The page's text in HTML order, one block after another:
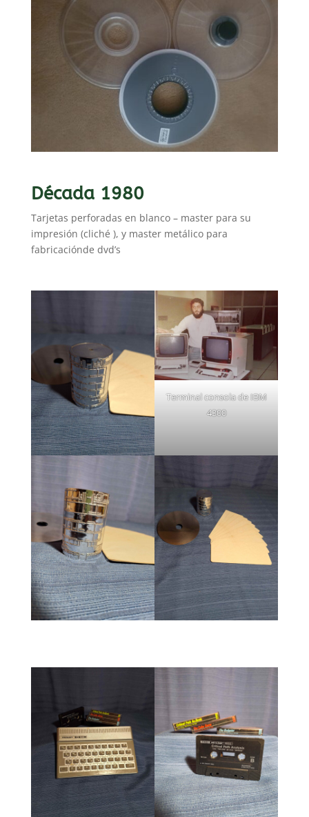
Década 1980
Tarjetas perforadas en blanco – master para su
impresión (cliché ), y master metálico para
fabricaciónde dvd’s
Terminal consola de IBM
4300